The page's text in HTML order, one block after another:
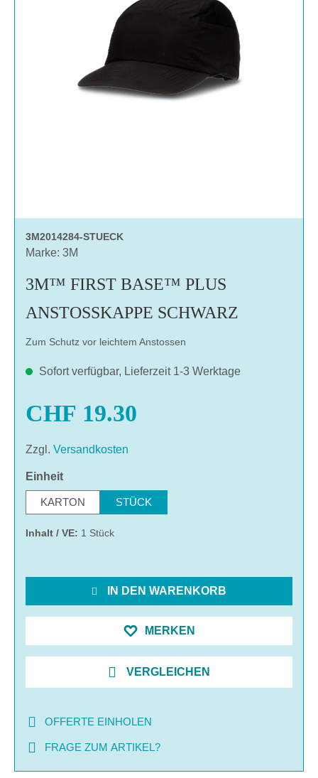
3M2014284-STUECK
Marke: 3M
3M™ FIRST BASE™ PLUS
ANSTOSSKAPPE SCHWARZ
Zum Schutz vor leichtem Anstossen
Sofort verfügbar, Lieferzeit 1-3 Werktage
CHF 19.30
Zzgl. Versandkosten
Einheitauswählen
KARTON STÜCK
Inhalt / VE: 1 Stück
IN DEN WARENKORB
MERKEN
VERGLEICHEN
OFFERTE EINHOLEN
FRAGE ZUM ARTIKEL?